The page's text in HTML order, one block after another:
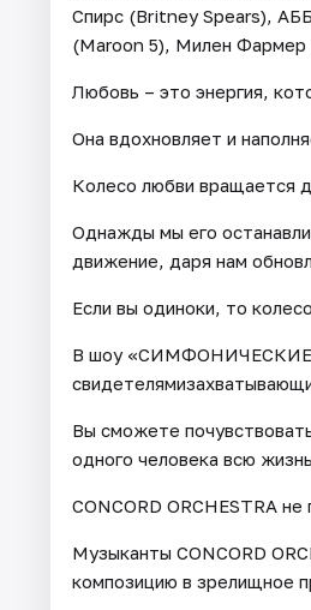
Спирс (Britney Spears),
(Maroon 5), Милен
Любовь – это энергия,
Она вдохновляет и
Колесо любви вращается
Однажды мы его
движение, даря нам
Если вы одиноки, то
В шоу «СИМФОНИЧЕСКИЕ
Вы сможете
одного человека всю
CONCORD ORCHESTRA
Музыканты CONCORD
композицию в зрелищное